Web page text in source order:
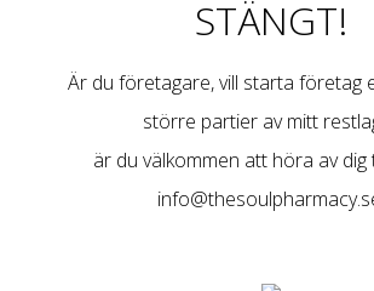
STÄNGT!
Är du företagare, vill starta företag
större partier av mitt
är du välkommen att höra av dig